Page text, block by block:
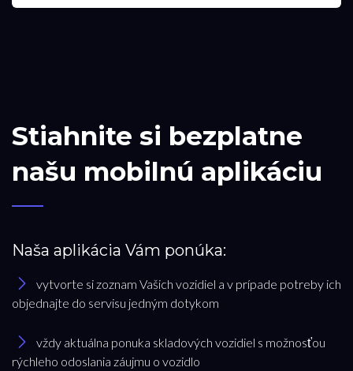
Stiahnite si bezplatne
našu mobilnú aplikáciu
Naša aplikácia Vám ponúka:
vytvorte si zoznam Vašich vozidiel a v prípade potreby ich
objednajte do servisu jedným dotykom
vždy aktuálna ponuka skladových vozidiel s možnosťou
rýchleho odoslania záujmu o vozidlo